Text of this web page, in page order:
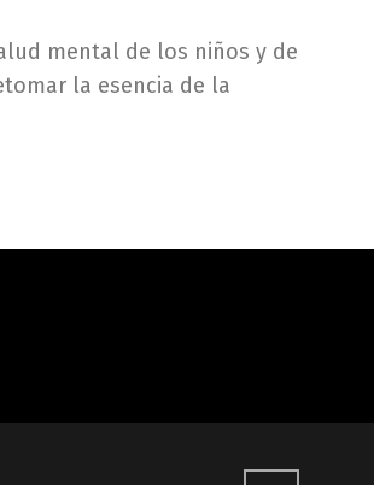
mental de los niños y de
la esencia de la